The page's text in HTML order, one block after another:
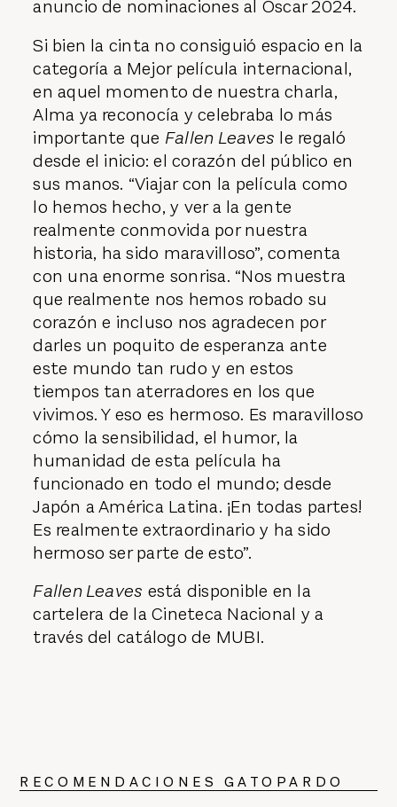
anuncio de nominaciones al Óscar 2024.
Si bien la cinta no consiguió espacio en la
categoría a Mejor película internacional,
en aquel momento de nuestra charla,
Alma ya reconocía y celebraba lo más
importante que Fallen Leaves le regaló
desde el inicio: el corazón del público en
sus manos. “Viajar con la película como
lo hemos hecho, y ver a la gente
realmente conmovida por nuestra
historia, ha sido maravilloso”, comenta
con una enorme sonrisa. “Nos muestra
que realmente nos hemos robado su
corazón e incluso nos agradecen por
darles un poquito de esperanza ante
este mundo tan rudo y en estos
tiempos tan aterradores en los que
vivimos. Y eso es hermoso. Es maravilloso
cómo la sensibilidad, el humor, la
humanidad de esta película ha
funcionado en todo el mundo; desde
Japón a América Latina. ¡En todas partes!
Es realmente extraordinario y ha sido
hermoso ser parte de esto”.
Fallen Leaves está disponible en la
cartelera de la Cineteca Nacional y a
través del catálogo de MUBI.
RECOMENDACIONES GATOPARDO